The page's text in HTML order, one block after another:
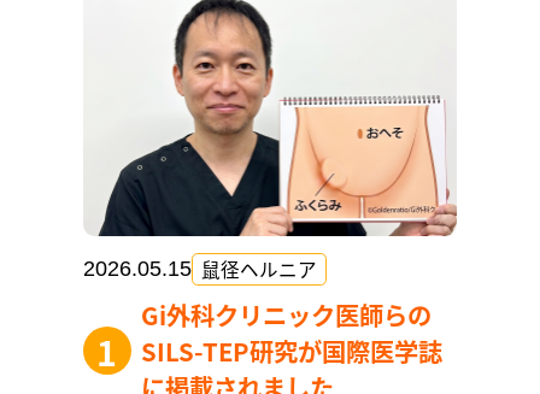
2026.05.15 鼠径ヘルニア
Gi外科クリニック医師らの
SILS-TEP研究が国際医学誌